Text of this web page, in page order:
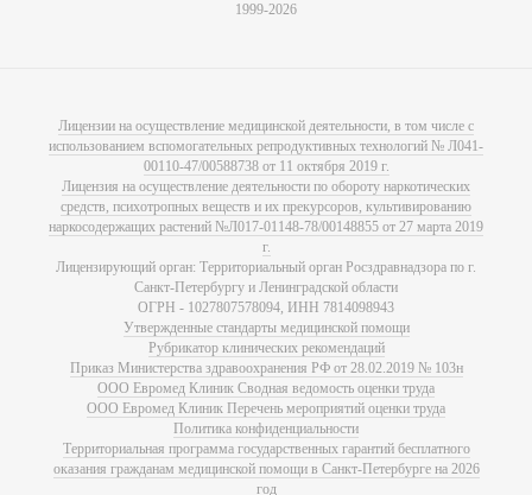
1999-2026
Лицензии на осуществление медицинской деятельности, в том числе с
использованием вспомогательных репродуктивных технологий № Л041-
00110-47/00588738 от 11 октября 2019 г.
Лицензия на осуществление деятельности по обороту наркотических
средств, психотропных веществ и их прекурсоров, культивированию
наркосодержащих растений №Л017-01148-78/00148855 от 27 марта 2019
г.
Лицензирующий орган: Территориальный орган Росздравнадзора по г.
Санкт-Петербургу и Ленинградской области
ОГРН - 1027807578094, ИНН 7814098943
Утвержденные стандарты медицинской помощи
Рубрикатор клинических рекомендаций
Приказ Министерства здравоохранения РФ от 28.02.2019 № 103н
ООО Евромед Клиник Сводная ведомость оценки труда
ООО Евромед Клиник Перечень мероприятий оценки труда
Политика конфиденциальности
Территориальная программа государственных гарантий бесплатного
оказания гражданам медицинской помощи в Санкт-Петербурге на 2026
год